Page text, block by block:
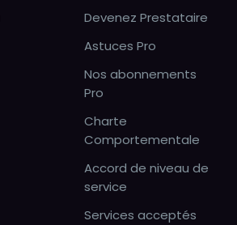
Devenez Prestataire
Astuces Pro
Nos abonnements
Pro
Charte
Comportementale
Accord de niveau de
service
Services acceptés